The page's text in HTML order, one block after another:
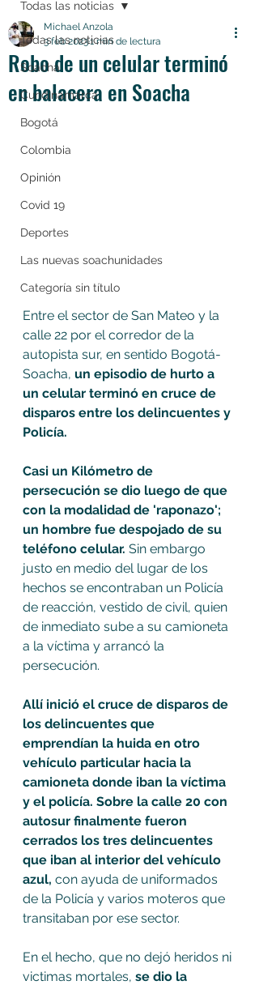
Todas las noticias
Soacha
Cundinamarca
Bogotá
Colombia
Opinión
Covid 19
Deportes
Las nuevas soachunidades
Categoría sin título
Todas las noticias
Robo de un celular terminó
en balacera en Soacha
Michael Anzola
3 feb 20231 min de lectura
Entre el sector de San Mateo y la
calle 22 por el corredor de la
autopista sur, en sentido Bogotá-
Soacha, un episodio de hurto a
un celular terminó en cruce de
disparos entre los delincuentes y
Policía.
Casi un Kilómetro de
persecución se dio luego de que
con la modalidad de 'raponazo';
un hombre fue despojado de su
teléfono celular. Sin embargo
justo en medio del lugar de los
hechos se encontraban un Policía
de reacción, vestido de civil, quien
de inmediato sube a su camioneta
a la víctima y arrancó la
persecución.
Allí inició el cruce de disparos de
los delincuentes que
emprendían la huida en otro
vehículo particular hacia la
camioneta donde iban la víctima
y el policía. Sobre la calle 20 con
autosur finalmente fueron
cerrados los tres delincuentes
que iban al interior del vehículo
azul, con ayuda de uniformados
de la Policía y varios moteros que
transitaban por ese sector.
En el hecho, que no dejó heridos ni
victimas mortales, se dio la